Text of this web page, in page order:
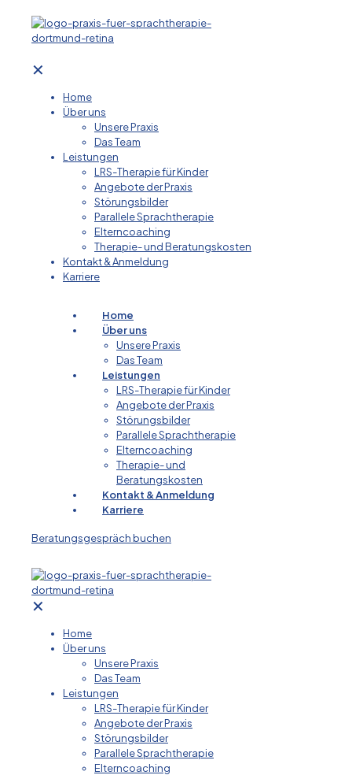
✕
Home
Über uns
Unsere Praxis
Das Team
Leistungen
LRS-Therapie für Kinder
Angebote der Praxis
Störungsbilder
Parallele Sprachtherapie
Elterncoaching
Therapie- und Beratungskosten
Kontakt & Anmeldung
Karriere
Home
Über uns
Unsere Praxis
Das Team
Leistungen
LRS-Therapie für Kinder
Angebote der Praxis
Störungsbilder
Parallele Sprachtherapie
Elterncoaching
Therapie- und
Beratungskosten
Kontakt & Anmeldung
Karriere
Beratungsgespräch buchen
✕
Home
Über uns
Unsere Praxis
Das Team
Leistungen
LRS-Therapie für Kinder
Angebote der Praxis
Störungsbilder
Parallele Sprachtherapie
Elterncoaching